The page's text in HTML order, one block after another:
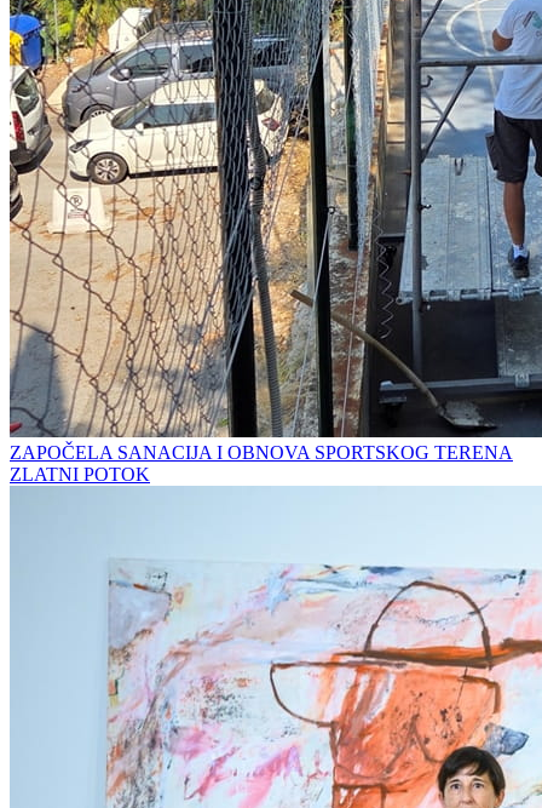
ZAPOČELA SANACIJA I OBNOVA SPORTSKOG TERENA
ZLATNI POTOK